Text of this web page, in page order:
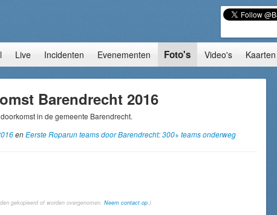
Live Incidenten Evenementen Foto's Video's Kaarten
Barendrecht 2016
in de gemeente Barendrecht.
enEerste Roparun teams door Barendrecht: 300+ teams onderweg
gekopieerd of worden overgenomen. Neem contact op.)